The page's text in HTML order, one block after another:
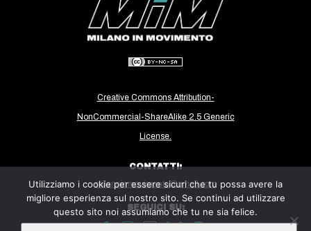
Creative Commons Attribution-
NonCommercial-ShareAlike 2.5 Generic
License.
CONTATTI:
milanoinmovimento@gmail.com
SEGUICI SU:
Utilizziamo i cookie per essere sicuri che tu possa avere la
migliore esperienza sul nostro sito. Se continui ad utilizzare
questo sito noi assumiamo che tu ne sia felice.